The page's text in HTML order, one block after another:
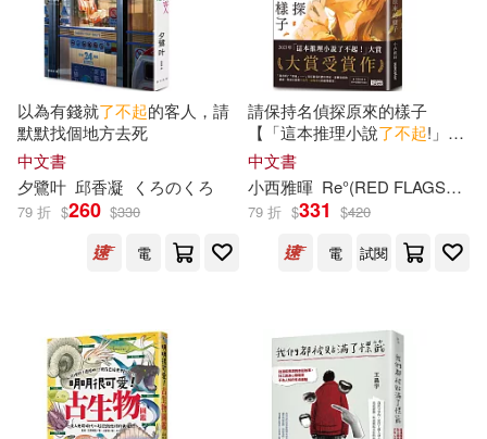
美術寶(6)
中車科技園（北京）有限公司，鐵
劉芳芳(5) 周晴(5)
墨清清(5) 張蓉(5)
有魚童書(5)
楊坤，吳清藝，史紀鵬(5)
電子工業出版社(20)
接力出版社(19)
上海譯文出版社(18)
天地出版社(18)
北京科學技術出版社(16)
大連理工大學出版社(16)
可海外宅配(910)
可港澳店取(900)
可新加坡店取(900)
可菲律賓店取(900)
上市日期 (可複選)
一個月內上市新品(1)
以為有錢就了不起的客人，請
默默找個地方去死
中文書
夕鷺叶 邱香凝 くろのくろ
79 折 $260 $330
電
請保持名偵探原來的樣子
【「這本推理小說了不起!」大
賞No.1，獨家收錄繁中版序】
中文書
小西雅暉 Re°(RED FLAGSHIP)
79 折 $331 $420
電
試閱